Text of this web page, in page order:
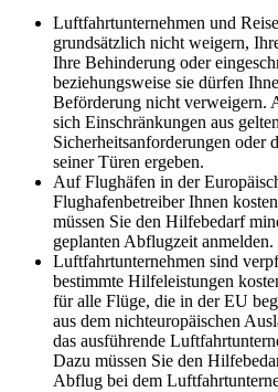
Luftfahrtunternehmen und
grundsätzlich nicht weigern,
Ihre Behinderung oder
beziehungsweise sie dürfen
Beförderung nicht verweigern.
sich Einschränkungen aus
Sicherheitsanforderungen oder
seiner Türen ergeben.
Auf Flughäfen in der
Flughafenbetreiber Ihnen
müssen Sie den Hilfebedarf
geplanten Abflugzeit anmelden.
Luftfahrtunternehmen sind
bestimmte Hilfeleistungen
für alle Flüge, die in der EU
aus dem nichteuropäischen
das ausführende
Dazu müssen Sie den
Abflug bei dem